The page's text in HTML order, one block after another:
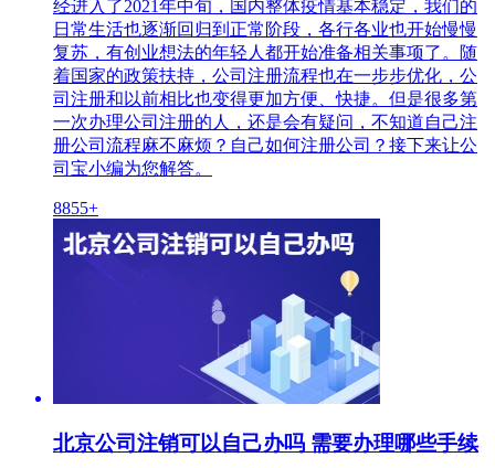
经进入了2021年中旬，国内整体疫情基本稳定，我们的
日常生活也逐渐回归到正常阶段，各行各业也开始慢慢
复苏，有创业想法的年轻人都开始准备相关事项了。随
着国家的政策扶持，公司注册流程也在一步步优化，公
司注册和以前相比也变得更加方便、快捷。但是很多第
一次办理公司注册的人，还是会有疑问，不知道自己注
册公司流程麻不麻烦？自己如何注册公司？接下来让公
司宝小编为您解答。
8855+
北京公司注销可以自己办吗 需要办理哪些手续